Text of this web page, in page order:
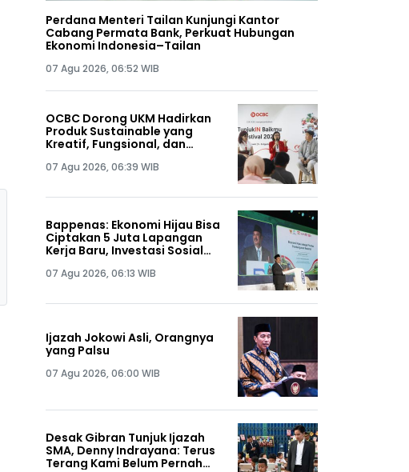
Perdana Menteri Tailan Kunjungi Kantor
Cabang Permata Bank, Perkuat Hubungan
Ekonomi Indonesia–Tailan
07 Agu 2026, 06:52 WIB
OCBC Dorong UKM Hadirkan
Produk Sustainable yang
Kreatif, Fungsional, dan
RISE
07 Agu 2026, 06:39 WIB
Bappenas: Ekonomi Hijau Bisa
Ciptakan 5 Juta Lapangan
Kerja Baru, Investasi Sosial
07 Agu 2026, 06:13 WIB
Ijazah Jokowi Asli, Orangnya
yang Palsu
07 Agu 2026, 06:00 WIB
Desak Gibran Tunjuk Ijazah
SMA, Denny Indrayana: Terus
Terang Kami Belum Pernah